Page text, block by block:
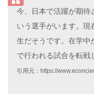
今、日本で活躍が期待
いう選手がいます。現
生だそうです。在学中
で行われる試合を転戦
引用元：https://